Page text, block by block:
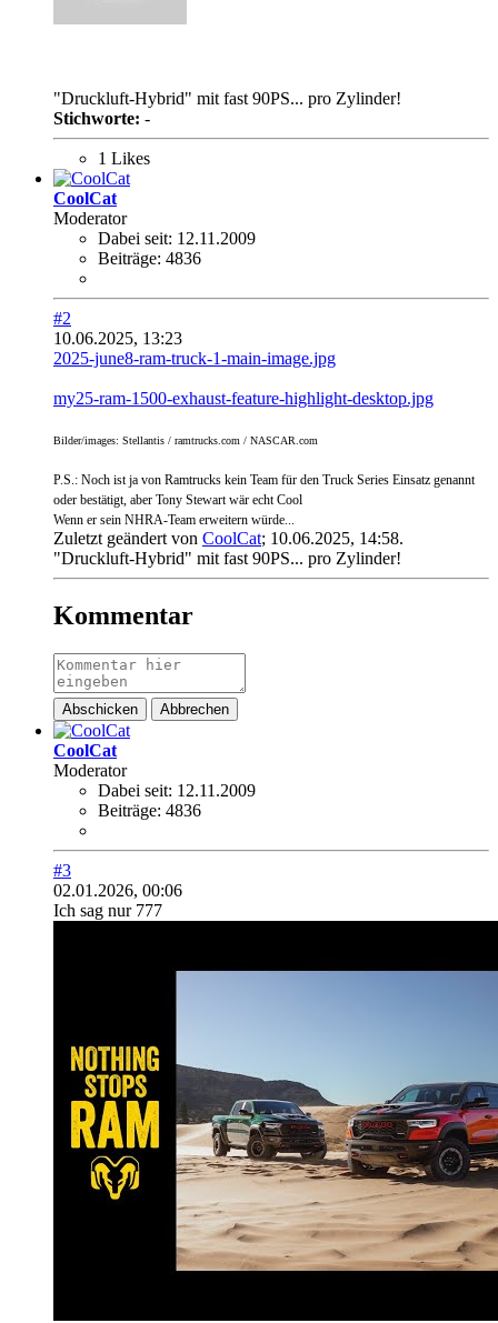
"Druckluft-Hybrid" mit fast 90PS... pro Zylinder!
Stichworte: -
1 Likes
CoolCat
Moderator
Dabei seit: 12.11.2009
Beiträge: 4836
#2
10.06.2025, 13:23
2025-june8-ram-truck-1-main-image.jpg
my25-ram-1500-exhaust-feature-highlight-desktop.jpg
Bilder/images: Stellantis / ramtrucks.com / NASCAR.com
P.S.: Noch ist ja von Ramtrucks kein Team für den Truck Series Einsatz genannt
oder bestätigt, aber Tony Stewart wär echt Cool
Wenn er sein NHRA-Team erweitern würde...
Zuletzt geändert von CoolCat; 10.06.2025, 14:58.
"Druckluft-Hybrid" mit fast 90PS... pro Zylinder!
Kommentar
Abschicken Abbrechen
CoolCat
Moderator
Dabei seit: 12.11.2009
Beiträge: 4836
#3
02.01.2026, 00:06
Ich sag nur 777